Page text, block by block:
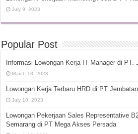
July 9, 2023
Popular Post
Informasi Lowongan Kerja IT Manager di PT.
March 13, 2023
Lowongan Kerja Terbaru HRD di PT
July 10, 2023
Lowongan Pekerjaan Sales Representative
Semarang di PT Mega Akses Persada